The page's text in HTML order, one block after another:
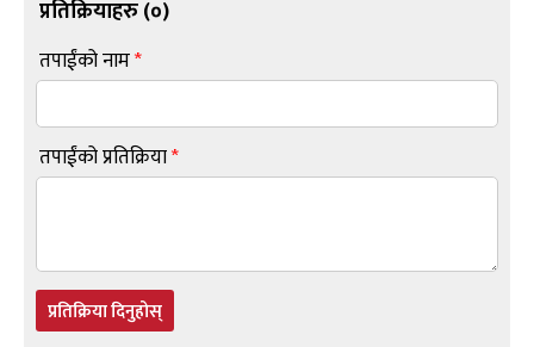
प्रतिक्रियाहरु (०)
तपाईंको नाम*
तपाईंको प्रतिक्रिया*
प्रतिक्रिया दिनुहोस्